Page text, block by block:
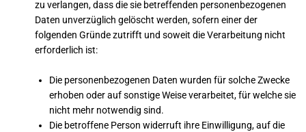
zu verlangen, dass die sie betreffenden personenbezogenen
Daten unverzüglich gelöscht werden, sofern einer der
folgenden Gründe zutrifft und soweit die Verarbeitung nicht
erforderlich ist:
Die personenbezogenen Daten wurden für solche Zwecke
erhoben oder auf sonstige Weise verarbeitet, für welche sie
nicht mehr notwendig sind.
Die betroffene Person widerruft ihre Einwilligung, auf die